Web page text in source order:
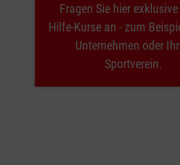
Fragen Sie hier exklusive
Hilfe-Kurse an - zum
Unternehmen oder
Sportverein.